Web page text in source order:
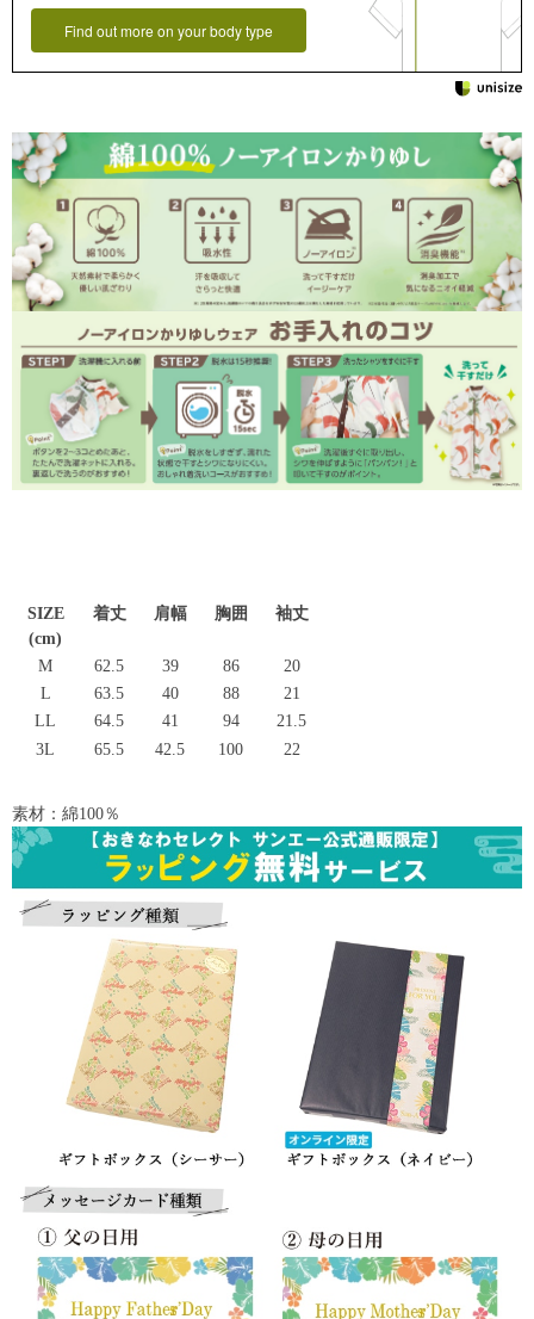
Find out more on your body type
SIZE
(cm)
着丈 肩幅 胸囲 袖丈
M 62.5 39 86
20
L
63.5 40 88
21
LL
64.5 41 94
21.5
3L
65.5 42.5 100 22
素材：綿100％